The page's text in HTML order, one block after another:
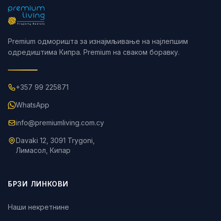
Premium одморишта за изнајмљивање на најлепшим
одредиштима Кипра. Premium на сваком боравку.
+357 99 225871
WhatsApp
info@premiumliving.com.cy
Davaki 12, 3091 Trygoni,
Лимасол, Кипар
БРЗИ ЛИНКОВИ
Наши некретнине